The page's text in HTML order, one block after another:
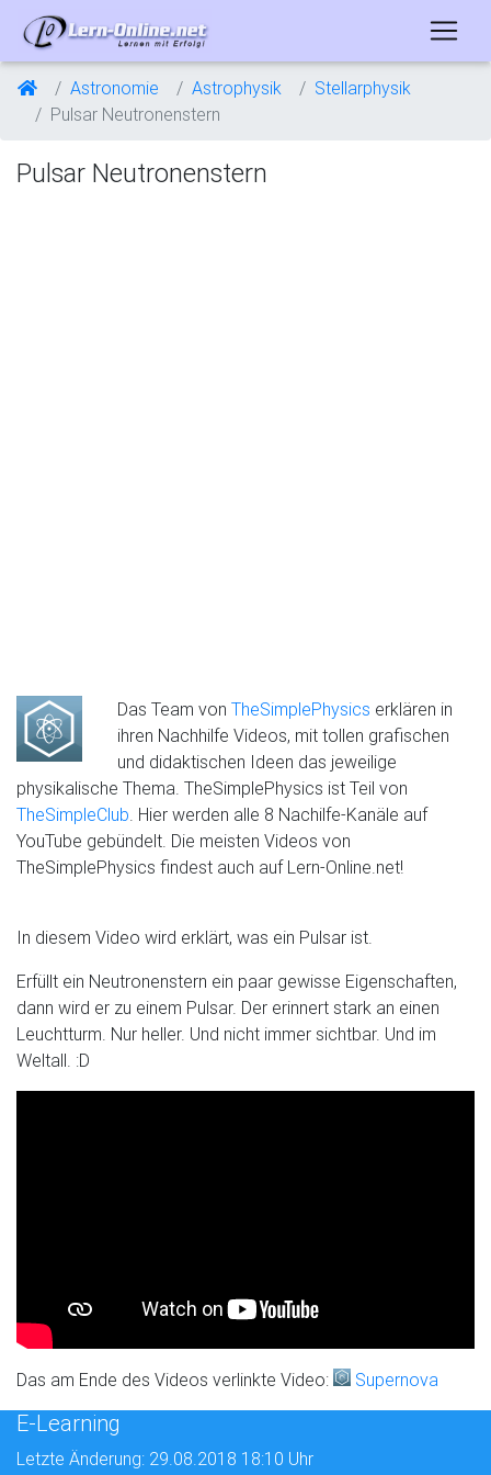
Astronomie Astrophysik
Stellarphysik
Pulsar Neutronenstern
Pulsar Neutronenstern
Das Team von TheSimplePhysics erklären in
ihren Nachhilfe Videos, mit tollen grafischen
und didaktischen Ideen das jeweilige
physikalische Thema. TheSimplePhysics ist Teil von
TheSimpleClub. Hier werden alle 8 Nachilfe-Kanäle auf
YouTube gebündelt. Die meisten Videos von
TheSimplePhysics findest auch auf Lern-Online.net!
In diesem Video wird erklärt, was ein Pulsar ist.
Erfüllt ein Neutronenstern ein paar gewisse Eigenschaften,
dann wird er zu einem Pulsar. Der erinnert stark an einen
Leuchtturm. Nur heller. Und nicht immer sichtbar. Und im
Weltall. :D
Das am Ende des Videos verlinkte Video: Supernova
E-Learning
Letzte Änderung: 29.08.2018 18:10 Uhr